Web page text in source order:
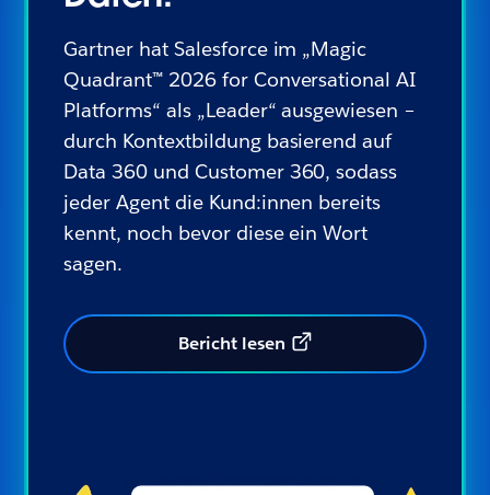
Gartner hat Salesforce im „Magic
Quadrant™ 2026 for Conversational AI
Platforms“ als „Leader“ ausgewiesen –
durch Kontextbildung basierend auf
Data 360 und Customer 360, sodass
jeder Agent die Kund:innen bereits
kennt, noch bevor diese ein Wort
sagen.
Bericht lesen